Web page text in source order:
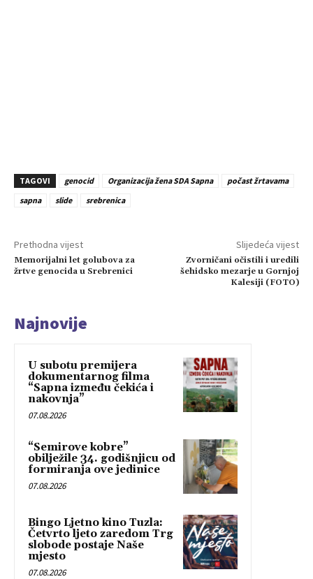
TAGOVI genocid Organizacija žena SDA Sapna
počast žrtavama
sapna
slide srebrenica
Prethodna vijest
Memorijalni let golubova za
žrtve genocida u Srebrenici
Slijedeća vijest
Zvorničani očistili i uredili
šehidsko mezarje u Gornjoj
Kalesiji (FOTO)
Najnovije
U subotu premijera
dokumentarnog filma
“Sapna između čekića i
nakovnja”
07.08.2026
“Semirove kobre”
obilježile 34. godišnjicu od
formiranja ove jedinice
07.08.2026
Bingo Ljetno kino Tuzla:
Četvrto ljeto zaredom Trg
slobode postaje Naše
mjesto
07.08.2026